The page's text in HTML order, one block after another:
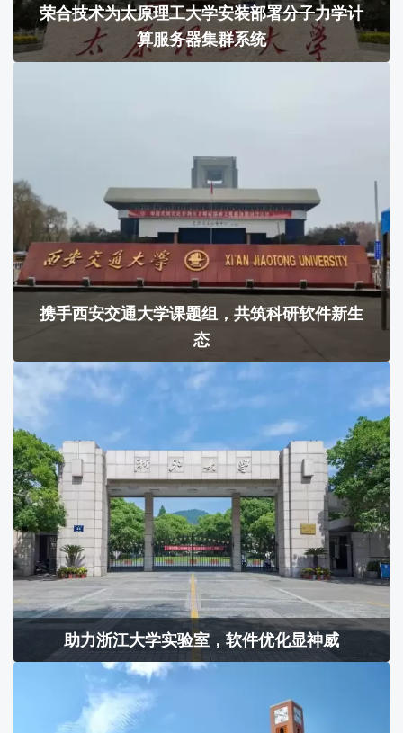
荣合技术为太原理工大学安装部署分子力学计
算服务器集群系统
携手西安交通大学课题组，共筑科研软件新生
态
助力浙江大学实验室，软件优化显神威